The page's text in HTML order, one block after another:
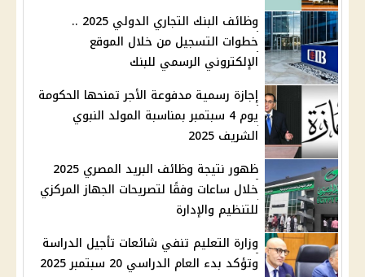
وظائف البنك التجاري الدولي 2025 ..
خطوات التسجيل من خلال الموقع
الإلكتروني الرسمي للبنك
إجازة رسمية مدفوعة الأجر تمنحها الحكومة
يوم 4 سبتمبر بمناسبة المولد النبوي
الشريف 2025
ظهور نتيجة وظائف البريد المصري 2025
خلال ساعات وفقًا لتصريحات الجهاز المركزي
للتنظيم والإدارة
وزارة التعليم تنفي شائعات تأجيل الدراسة
وتؤكد بدء العام الدراسي 20 سبتمبر 2025